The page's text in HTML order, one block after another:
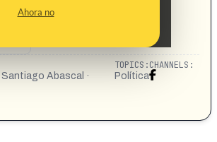
Ahora no
Santiago Abascal ·
TOPICS:
Política
CHANNELS: